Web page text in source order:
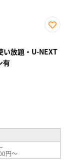
り登
録
い放題・U-NEXT
有
円～